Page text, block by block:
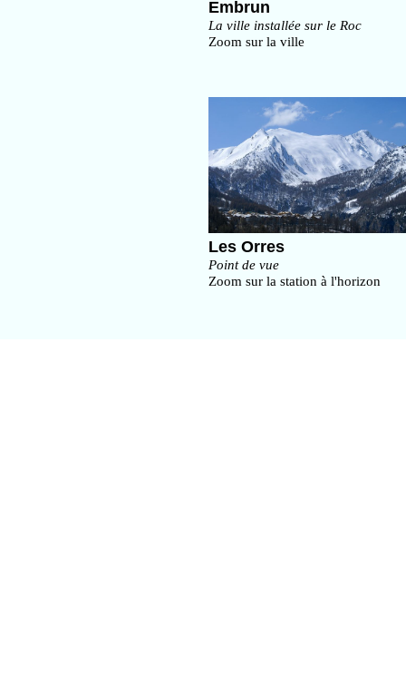
Embrun
La ville installée sur le Roc
Zoom sur la ville
Les Orres
Point de vue
Zoom sur la station à l'horizon